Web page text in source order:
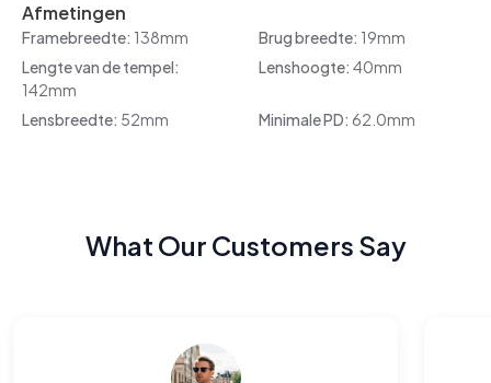
Afmetingen
Framebreedte: 138mm Brug breedte: 19mm
Lengte van de tempel:
142mm
Lenshoogte: 40mm
Lensbreedte: 52mm Minimale PD: 62.0mm
What Our Customers Say